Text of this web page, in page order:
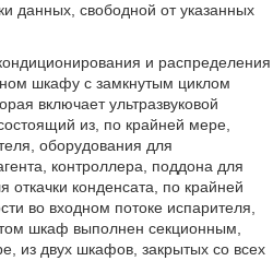
данных, свободной от указанных
и распределения
шкафу с замкнутым циклом
включает ультразвуковой
из, по крайней мере,
оборудования для
контроллера, поддона для
конденсата, по крайней
во входном потоке испарителя,
шкаф выполнен секционным,
из двух шкафов, закрытых со всех